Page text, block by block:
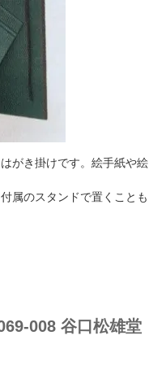
がき掛けです。絵手紙や絵
属のスタンドで置くことも
008 谷口松雄堂